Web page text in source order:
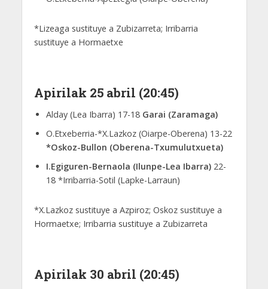
*Lizeaga sustituye a Zubizarreta; Irribarria
sustituye a Hormaetxe
Apirilak 25 abril (20:45)
Alday (Lea Ibarra) 17-18Garai (Zaramaga)
O.Etxeberria-*X.Lazkoz (Oiarpe-Oberena) 13-22
*Oskoz-Bullon (Oberena-Txumulutxueta)
I.Egiguren-Bernaola (Ilunpe-Lea Ibarra)22-
18 *Irribarria-Sotil (Lapke-Larraun)
*X.Lazkoz sustituye a Azpiroz; Oskoz sustituye a
Hormaetxe; Irribarria sustituye a Zubizarreta
Apirilak 30 abril (20:45)